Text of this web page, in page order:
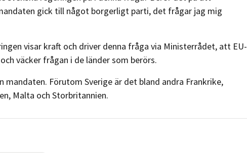
gick till något borgerligt parti, det frågar jag mig
visar kraft och driver denna fråga via Ministerrådet, att EU-
väcker frågan i de länder som berörs.
mandaten. Förutom Sverige är det bland andra Frankrike,
Malta och Storbritannien.